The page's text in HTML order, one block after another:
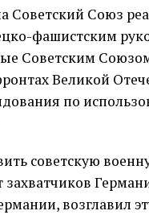
Советский Союз
фашистским
Советским
Великой
по
советскую
возглавил